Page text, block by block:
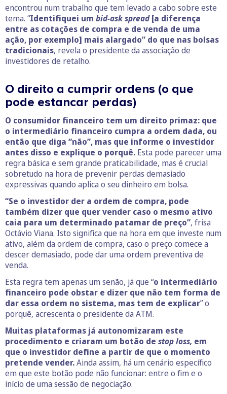
encontrou num trabalho que tem levado a cabo sobre este
tema. “Identifiquei um bid-ask spread[a diferença
entre as cotações de compra e de venda de uma
ação, por exemplo] mais alargado” do que nas bolsas
tradicionais, revela o presidente da associação de
investidores de retalho.
O direito a cumprir ordens (o que
pode estancar perdas)
O consumidor financeiro tem um direito primaz: que
o intermediário financeiro cumpra a ordem dada, ou
então que diga “não”, mas que informe o investidor
antes disso e explique o porquê. Esta pode parecer uma
regra básica e sem grande praticabilidade, mas é crucial
sobretudo na hora de prevenir perdas demasiado
expressivas quando aplica o seu dinheiro em bolsa.
“Se o investidor der a ordem de compra, pode
também dizer que quer vender caso o mesmo ativo
caia para um determinado patamar de preço”, frisa
Octávio Viana. Isto significa que na hora em que investe num
ativo, além da ordem de compra, caso o preço comece a
descer demasiado, pode dar uma ordem preventiva de
venda.
Esta regra tem apenas um senão, já que “o intermediário
financeiro pode obstar e dizer que não tem forma de
dar essa ordem no sistema, mas tem de explicar” o
porquê, acrescenta o presidente da ATM.
Muitas plataformas já autonomizaram este
procedimento e criaram um botão de stop loss, em
que o investidor define a partir de que o momento
pretende vender.Ainda assim, há um cenário específico
em que este botão pode não funcionar: entre o fim e o
início de uma sessão de negociação.